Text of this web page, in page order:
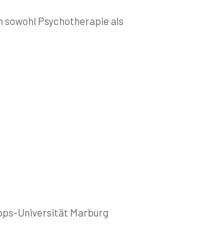
sowohl Psychotherapie als
Universität Marburg